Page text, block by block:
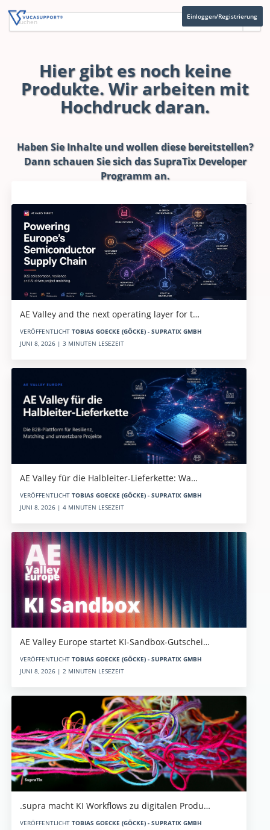
Einloggen/Registrierung
Hier gibt es noch keine
Produkte. Wir arbeiten mit
Hochdruck daran.
Haben Sie Inhalte und wollen diese bereitstellen?
Dann schauen Sie sich dasSupraTix Developer
Programman.
AE Valley and the next operating layer for t…
VERÖFFENTLICHT TOBIAS GOECKE (GÖCKE) - SUPRATIX GMBH
JUNI 8, 2026 | 3 MINUTEN LESEZEIT
AE Valley für die Halbleiter-Lieferkette: Wa…
VERÖFFENTLICHT TOBIAS GOECKE (GÖCKE) - SUPRATIX GMBH
JUNI 8, 2026 | 4 MINUTEN LESEZEIT
AE Valley Europe startet KI-Sandbox-Gutschei…
VERÖFFENTLICHT TOBIAS GOECKE (GÖCKE) - SUPRATIX GMBH
JUNI 8, 2026 | 2 MINUTEN LESEZEIT
.supra macht KI Workflows zu digitalen Produ…
VERÖFFENTLICHT TOBIAS GOECKE (GÖCKE) - SUPRATIX GMBH